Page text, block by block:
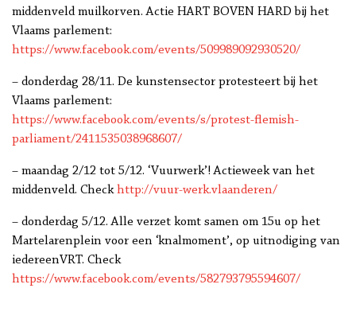
middenveld muilkorven. Actie HART BOVEN HARD bij het
Vlaams parlement:
https://www.facebook.com/events/509989092930520/
– donderdag 28/11. De kunstensector protesteert bij het
Vlaams parlement:
https://www.facebook.com/events/s/protest-flemish-
parliament/2411535038968607/
– maandag 2/12 tot 5/12. ‘Vuurwerk’! Actieweek van het
middenveld. Checkhttp://vuur-werk.vlaanderen/
– donderdag 5/12. Alle verzet komt samen om 15u op het
Martelarenplein voor een ‘knalmoment’, op uitnodiging van
iedereenVRT. Check
https://www.facebook.com/events/582793795594607/